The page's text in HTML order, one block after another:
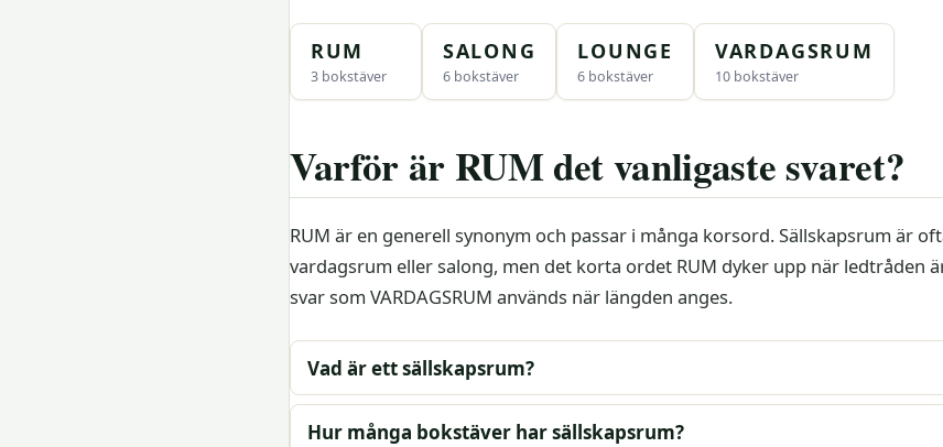
RUM
3 bokstäver
SALONG
6 bokstäver
LOUNGE
6 bokstäver
VARDAGSRUM
10 bokstäver
Varför är RUM det vanligaste svaret?
RUM är en generell synonym och passar i många korsord. Sällskapsrum är
vardagsrum eller salong, men det korta ordet RUM dyker upp när ledtråden
svar som VARDAGSRUM används när längden anges.
Vad är ett sällskapsrum?
Hur många bokstäver har sällskapsrum?